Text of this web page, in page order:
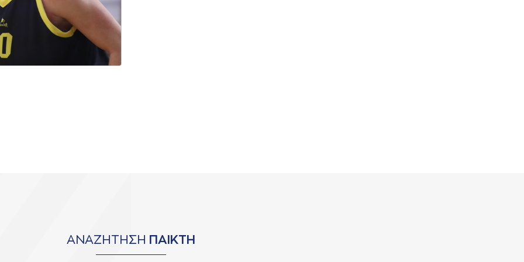
ΑΝΑΖΗΤΗΣΗ ΠΑΙΚΤΗ